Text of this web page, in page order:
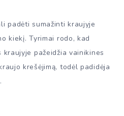
padėti sumažinti kraujyje
kiekį. Tyrimai rodo, kad
pažeidžia vainikines
krešėjimą, todėl padidėja